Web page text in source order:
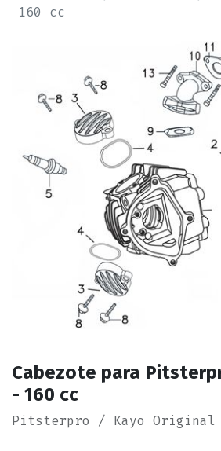
160 cc
Cabezote para
- 160 cc
Pitsterpro / Kayo Original